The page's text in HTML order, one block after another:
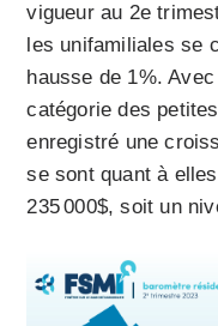
vigueur au 2e
les unifamiliales se
hausse de 1%.
catégorie des
enregistré une
se sont quant à
235 000$, soit un